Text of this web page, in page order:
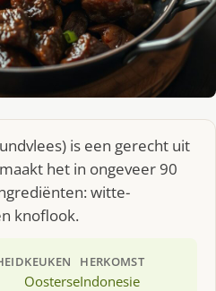
is een gerecht uit
het in ongeveer 90
witte-
knoflook.
KEUKEN
Oosterse
HERKOMST
Indonesie